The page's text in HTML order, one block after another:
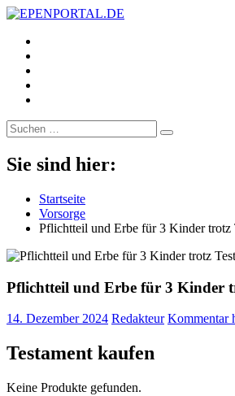
EPENPORTAL.DE
Epische News aus Politik, Finanzen &
Suche
nach:
Sie sind hier:
Startseite
Vorsorge
Pflichtteil und Erbe für 3 Kinder trotz
Pflichtteil und Erbe für 3 Kinder
14. Dezember 2024 Redakteur Kommentar
Testament kaufen
Keine Produkte gefunden.